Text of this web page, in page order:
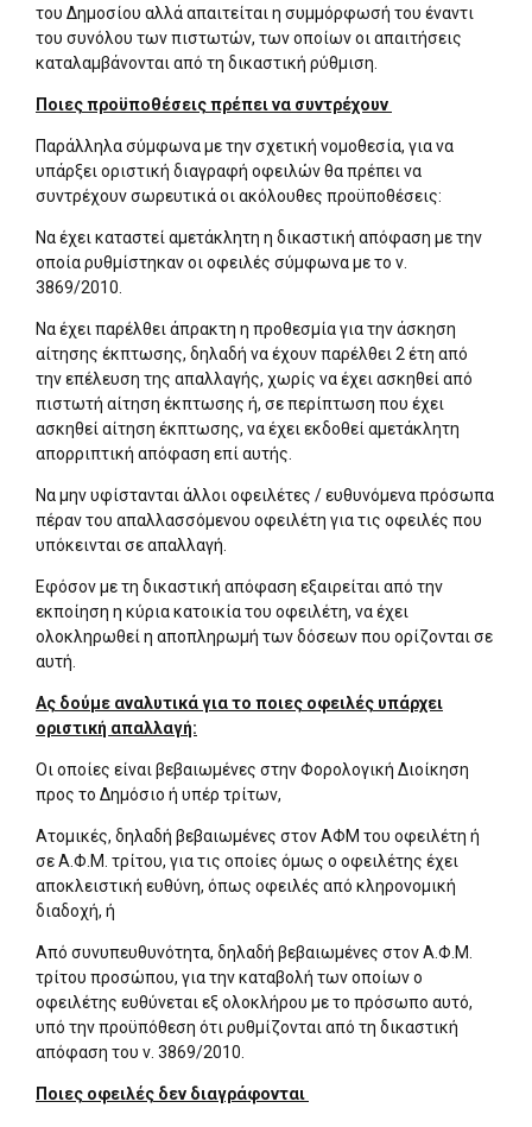
του Δημοσίου αλλά απαιτείται η συμμόρφωσή του έναντι
του συνόλου των πιστωτών, των οποίων οι απαιτήσεις
καταλαμβάνονται από τη δικαστική ρύθμιση.
Ποιες προϋποθέσεις πρέπει να συντρέχουν
Παράλληλα σύμφωνα με την σχετική νομοθεσία, για να
υπάρξει οριστική διαγραφή οφειλών θα πρέπει να
συντρέχουν σωρευτικά οι ακόλουθες προϋποθέσεις:
Να έχει καταστεί αμετάκλητη η δικαστική απόφαση με την
οποία ρυθμίστηκαν οι οφειλές σύμφωνα με το ν.
3869/2010.
Να έχει παρέλθει άπρακτη η προθεσμία για την άσκηση
αίτησης έκπτωσης, δηλαδή να έχουν παρέλθει 2 έτη από
την επέλευση της απαλλαγής, χωρίς να έχει ασκηθεί από
πιστωτή αίτηση έκπτωσης ή, σε περίπτωση που έχει
ασκηθεί αίτηση έκπτωσης, να έχει εκδοθεί αμετάκλητη
απορριπτική απόφαση επί αυτής.
Να μην υφίστανται άλλοι οφειλέτες / ευθυνόμενα πρόσωπα
πέραν του απαλλασσόμενου οφειλέτη για τις οφειλές που
υπόκεινται σε απαλλαγή.
Εφόσον με τη δικαστική απόφαση εξαιρείται από την
εκποίηση η κύρια κατοικία του οφειλέτη, να έχει
ολοκληρωθεί η αποπληρωμή των δόσεων που ορίζονται σε
αυτή.
Ας δούμε αναλυτικά για το ποιες οφειλές υπάρχει
οριστική απαλλαγή:
Οι οποίες είναι βεβαιωμένες στην Φορολογική Διοίκηση
προς το Δημόσιο ή υπέρ τρίτων,
Ατομικές, δηλαδή βεβαιωμένες στον ΑΦΜ του οφειλέτη ή
σε Α.Φ.Μ. τρίτου, για τις οποίες όμως ο οφειλέτης έχει
αποκλειστική ευθύνη, όπως οφειλές από κληρονομική
διαδοχή, ή
Από συνυπευθυνότητα, δηλαδή βεβαιωμένες στον Α.Φ.Μ.
τρίτου προσώπου, για την καταβολή των οποίων ο
οφειλέτης ευθύνεται εξ ολοκλήρου με το πρόσωπο αυτό,
υπό την προϋπόθεση ότι ρυθμίζονται από τη δικαστική
απόφαση του ν. 3869/2010.
Ποιες οφειλές δεν διαγράφονται